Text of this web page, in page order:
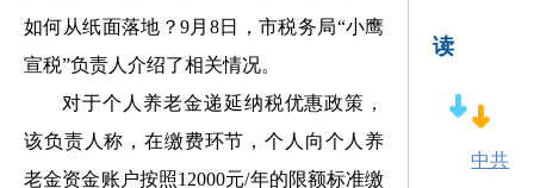
如何从纸面落地？9月 8日，市税务局“小鹰
宣税”负责人介绍了相关情况。
对于个人养老金递延纳税优惠政策，
该负责人称，在缴费环节，个人向个人养
老金资金账户按照12000元/年的限额标准缴
读
中共